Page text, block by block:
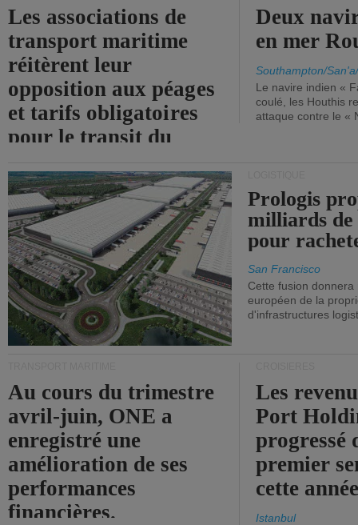
Les associations de
transport maritime
réitèrent leur
opposition aux péages
et tarifs obligatoires
pour le transit du
Deux
en mer
Southampton/
Le navire indien «
coulé, les Houthis
attaque contre le «
Prologis
milliards
pour
San Francisco
Cette fusion
européen de la
d'infrastructures
Au cours du trimestre
avril-juin, ONE a
enregistré une
amélioration de ses
performances
financières.
Les
Port
progressé
premier
cette
Istanbul